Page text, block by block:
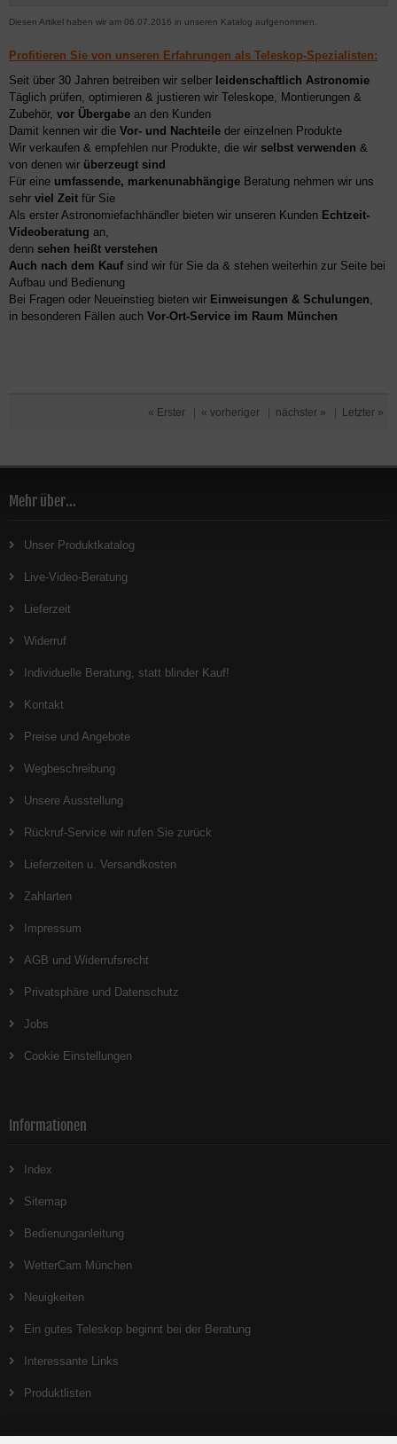
Diesen Artikel haben wir am 06.07.2016 in unseren Katalog aufgenommen.
Profitieren Sie von unseren Erfahrungen als Teleskop-Spezialisten:
Seit über 30 Jahren betreiben wir selber leidenschaftlich Astronomie
Täglich prüfen, optimieren & justieren wir Teleskope, Montierungen &
Zubehör, vor Übergabe an den Kunden
Damit kennen wir die Vor- und Nachteile der einzelnen Produkte
Wir verkaufen & empfehlen nur Produkte, die wir selbst verwenden &
von denen wir überzeugt sind
Für eine umfassende, markenunabhängige Beratung nehmen wir uns
sehr viel Zeit für Sie
Als erster Astronomiefachhändler bieten wir unseren Kunden Echtzeit-
Videoberatung an,
denn sehen heißt verstehen
Auch nach dem Kaufsind wir für Sie da & stehen weiterhin zur Seite bei
Aufbau und Bedienung
Bei Fragen oder Neueinstieg bieten wir Einweisungen & Schulungen,
in besonderen Fällen auch Vor-Ort-Service im Raum München
« Erster « vorheriger nächster » Letzter »
Mehr über...
Unser Produktkatalog
Live-Video-Beratung
Lieferzeit
Widerruf
Individuelle Beratung, statt blinder Kauf!
Kontakt
Preise und Angebote
Wegbeschreibung
Unsere Ausstellung
Rückruf-Service wir rufen Sie zurück
Lieferzeiten u. Versandkosten
Zahlarten
Impressum
AGB und Widerrufsrecht
Privatsphäre und Datenschutz
Jobs
Cookie Einstellungen
Informationen
Index
Sitemap
Bedienunganleitung
WetterCam München
Neuigkeiten
Ein gutes Teleskop beginnt bei der Beratung
Interessante Links
Produktlisten